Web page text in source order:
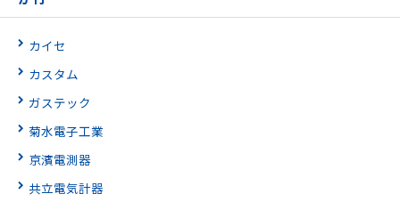
カイセ
カスタム
ガステック
菊水電子工業
京濱電測器
共立電気計器